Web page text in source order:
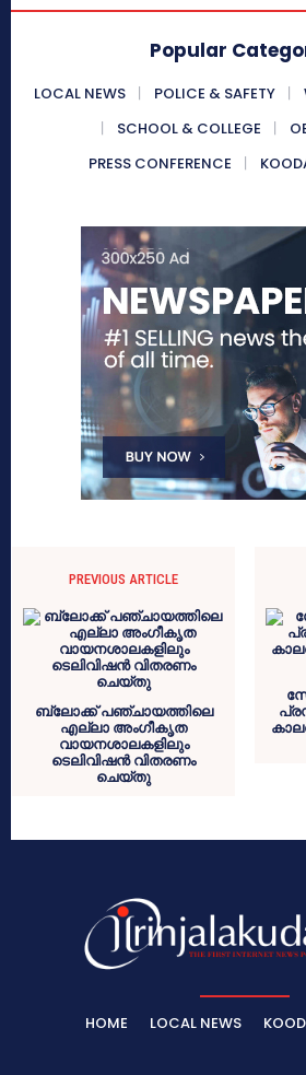
Popular
LOCAL NEWS POLICE & SAFETY
SCHOOL & COLLEGE
PRESS CONFERENCE
PREVIOUS ARTICLE
ബ്ലോക്ക് പഞ്ചായത്തിലെ
എല്ലാ അംഗീകൃത
വായനശാലകളിലും
ടെലിവിഷൻ വിതരണം
ചെയ്തു
HOME LOCAL NEWS